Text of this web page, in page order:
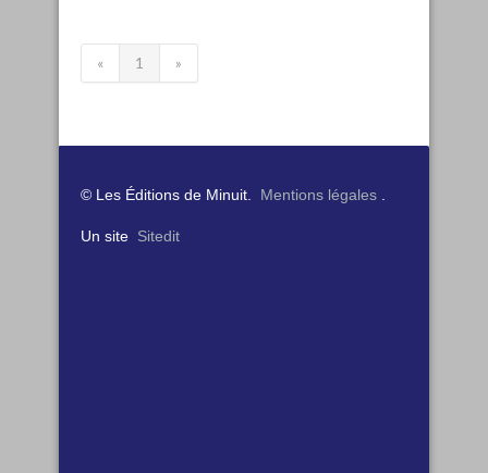
« 1 »
© Les Éditions de Minuit. Mentions légales
Un site Sitedit